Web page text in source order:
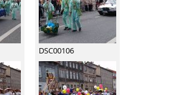
DSC00106